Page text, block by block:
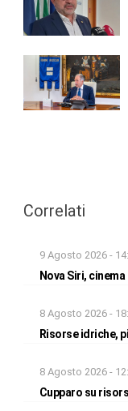
Correlati
9 Agosto 2026 -
Nova Siri,
8 Agosto 2026 -
Risorse idriche,
8 Agosto 2026 -
Cupparo su